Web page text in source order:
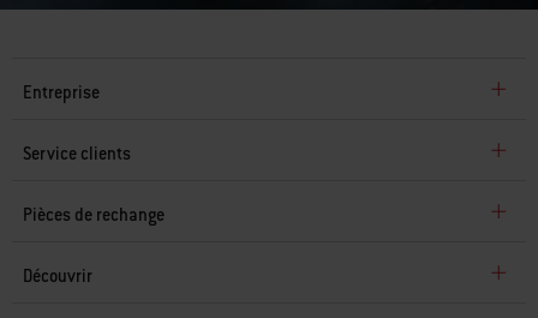
Entreprise
Service clients
Pièces de rechange
Découvrir